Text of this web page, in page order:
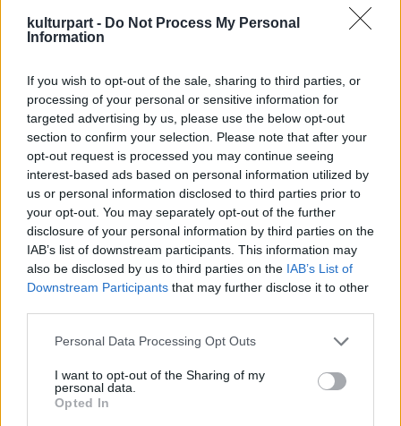
kulturpart - Do Not Process My Personal
Information
If you wish to opt-out of the sale, sharing to third parties, or
processing of your personal or sensitive information for
targeted advertising by us, please use the below opt-out
section to confirm your selection. Please note that after your
opt-out request is processed you may continue seeing
interest-based ads based on personal information utilized by
us or personal information disclosed to third parties prior to
your opt-out. You may separately opt-out of the further
disclosure of your personal information by third parties on the
IAB’s list of downstream participants. This information may
also be disclosed by us to third parties on the IAB’s List of
Downstream Participants that may further disclose it to other
Please note that this website/app uses one or more Google
not limited to your visit or usage behaviour. You may click to
grant or deny consent to Google and its third-party tags to
use your data for below specified purposes in below Google
Personal Data Processing Opt Outs
I want to opt-out of the Sharing of my
personal data.
Opted In
festmények, második világháborús
kincsei is, amelyeket később visszaadták.
1948-ban az Ermitázs és a Puskin múzeum
között osztották fel a Sztálin által bezárt új
nyugati művészeti múzeum gyűjteményét.
Pierre-Auguste Renoir, Vincent van Gogh,
Éduard Manet, Paul Cézanne, Henri Matisse,
Pablo Picasso alkotásai a mai gyűjtemény
büszkeségei alapozták meg a
képzőművészeti múzeumot. Antonova azt
akarta elérni hogy a Szentpétervárra kerül
alkotások visszakerüljenek Moszkvába, és
ehhez Vlagyimir Putyin elnök támogatását
kérte. Az ügyben nyílt vita folyt Antonova és
között. A sajtóban elterjedt, hogy
Antonovának ezért kellett mennie. Ezt